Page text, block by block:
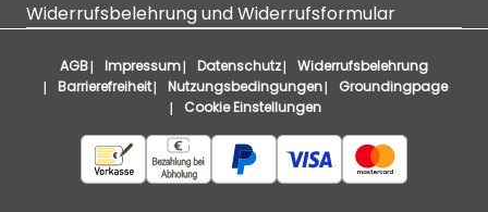
Widerrufsbelehrung und Widerrufsformular
AGB Impressum Datenschutz
Widerrufsbelehrung
Barrierefreiheit
Nutzungsbedingungen
Groundingpage
Cookie Einstellungen